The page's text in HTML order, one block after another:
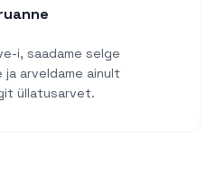
i, saadame selge
arveldame ainult
üllatusarvet.